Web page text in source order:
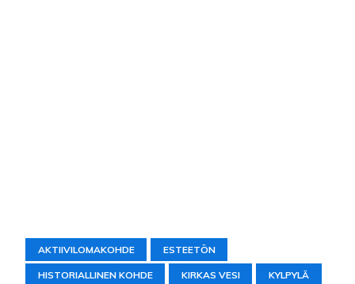
AKTIIVILOMAKOHDE ESTEETÖN
HISTORIALLINEN KOHDE KIRKAS VESI KYLPYLÄ